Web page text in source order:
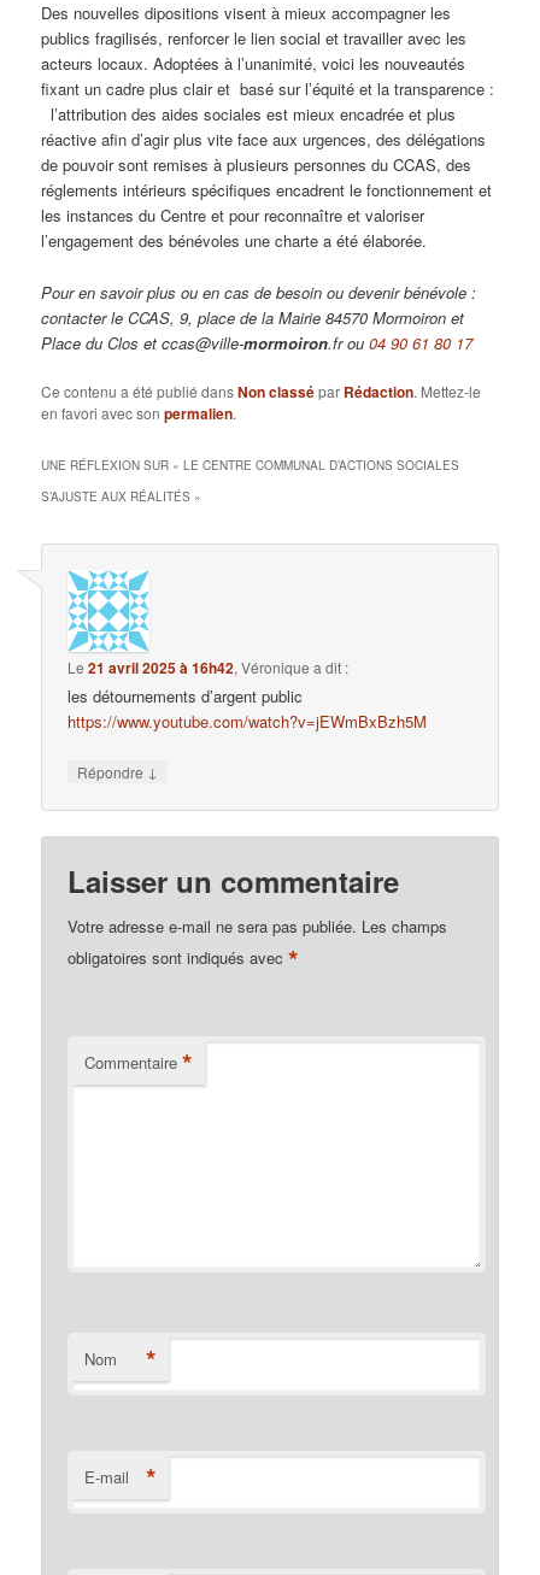
Des nouvelles dipositions visent à mieux accompagner les
publics fragilisés, renforcer le lien social et travailler avec les
acteurs locaux. Adoptées à l’unanimité, voici les nouveautés
fixant un cadre plus clair etbasé sur l’équité et la transparence :
l’attribution des aides sociales est mieux encadrée et plus
réactive afin d’agir plus vite face aux urgences, des délégations
de pouvoir sont remises à plusieurs personnes du CCAS, des
réglements intérieurs spécifiques encadrent le fonctionnement et
les instances du Centre et pour reconnaître et valoriser
l’engagement des bénévoles une charte a été élaborée.
Pour en savoir plus ou en cas de besoin ou devenir bénévole :
contacter le CCAS, 9, place de la Mairie 84570 Mormoiron et
Place du Clos etccas@ville-mormoiron.frou04 90 61 80 17
Ce contenu a été publié dansNon classépar Rédaction. Mettez-le
en favori avec sonpermalien.
UNE RÉFLEXION SUR «LE CENTRE COMMUNAL D’ACTIONS SOCIALES
S’AJUSTE AUX RÉALITÉS »
Le21 avril 2025 à 16h42,Véronique a dit :
les détournements d’argent public
https://www.youtube.com/watch?v=jEWmBxBzh5M
Répondre ↓
Laisser un commentaire
Votre adresse e-mail ne sera pas publiée. Les champs
obligatoires sont indiqués avec*
Commentaire *
Nom *
E-mail *